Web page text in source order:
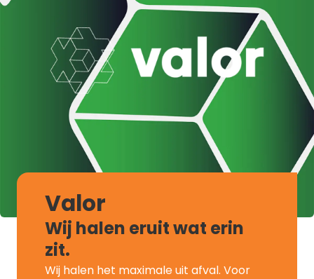
Valor
Wij halen eruit wat erin
zit.
Wij halen het maximale uit afval. Voor